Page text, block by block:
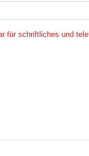
für schriftliches und